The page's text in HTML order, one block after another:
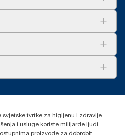
svjetske tvrtke za higijenu i zdravlje.
i usluge koriste milijarde ljudi
proizvode za dobrobit